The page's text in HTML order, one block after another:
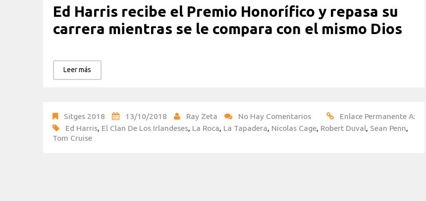
Ed Harris recibe el Premio Honorífico y repasa su
carrera mientras se le compara con el mismo Dios
Leer más
Sitges 2018 13/10/2018 Ray Zeta No Hay Comentarios
Enlace Permanente A:
Ed Harris, El Clan De Los Irlandeses, La Roca, La Tapadera, Nicolas Cage, Robert Duval, Sean Penn,
Tom Cruise